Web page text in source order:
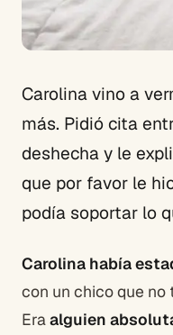
Carolina vino a
más. Pidió cita
deshecha y le
que por favor le
podía soportar lo
Carolina había
con un chico que no
Eraalguien